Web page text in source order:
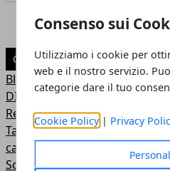
Consenso sui
Utilizziamo i cookie per
web e il nostro servizio.
categorie dare il tuo
Cookie Policy | Privacy
CATEGORIE
Blog
DIY & How To
Recensioni e test di prodotti
Tante idee per il fai da te,
casa...
Schemi Amigurumi